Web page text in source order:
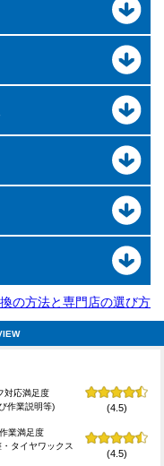
の方法と専門店の選び方
対応満足度
作業説明等)
(4.5)
業満足度
タイヤワックス
(4.5)